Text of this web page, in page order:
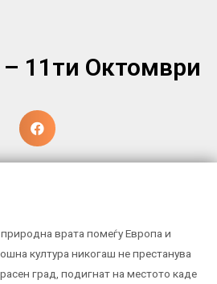
11ти Октомври
врата помеѓу Европа и
култура никогаш не престанува
град, подигнат на местото каде